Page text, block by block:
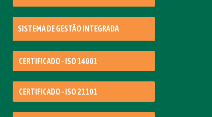
SISTEMA DE GESTÃO INTEGRADA
CERTIFICADO - ISO 14001
CERTIFICADO - ISO 21101